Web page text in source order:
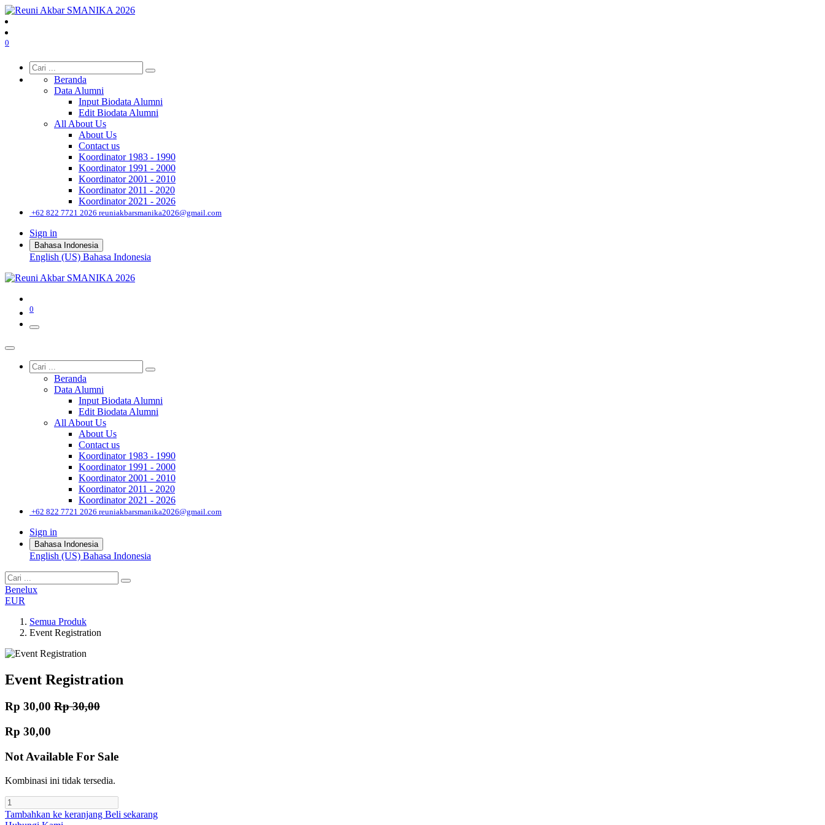
0
Beranda
Data Alumni
Input Biodata Alumni
Edit Biodata Alumni
All About Us
About Us
Contact us
Koordinator 1983 - 1990
Koordinator 1991 - 2000
Koordinator 2001 - 2010
Koordinator 2011 - 2020
Koordinator 2021 - 2026
+62 822 7721 2026 reuniakbarsmanika2026@gmail.com
Sign in
Bahasa Indonesia
English (US) Bahasa Indonesia
0
Beranda
Data Alumni
Input Biodata Alumni
Edit Biodata Alumni
All About Us
About Us
Contact us
Koordinator 1983 - 1990
Koordinator 1991 - 2000
Koordinator 2001 - 2010
Koordinator 2011 - 2020
Koordinator 2021 - 2026
+62 822 7721 2026 reuniakbarsmanika2026@gmail.com
Sign in
Bahasa Indonesia
English (US) Bahasa Indonesia
Benelux
EUR
Semua Produk
Event Registration
Event Registration
Rp 30,00 Rp30,00
Rp 30,00
Not Available For Sale
Kombinasi ini tidak tersedia.
Tambahkan ke keranjang Beli sekarang